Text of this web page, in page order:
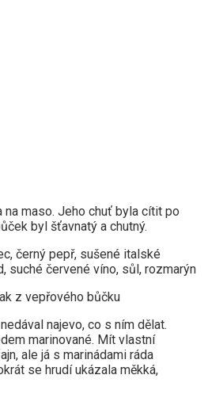
na maso. Jeho chuť byla cítit po
byl šťavnatý a chutný.
černý pepř, sušené italské
suché červené víno, sůl, rozmarýn
najevo, co s ním dělat.
marinované. Mít vlastní
ale já s marinádami ráda
se hrudí ukázala měkká,